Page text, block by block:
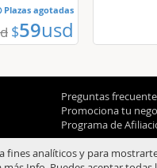
Plazas agotadas
$59usd
Preguntas
Promociona tu
Programa de
fines analíticos y para